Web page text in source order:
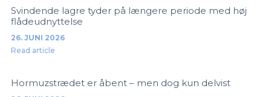
Svindende lagre tyder på længere periode med høj
flådeudnyttelse
26. JUNI 2026
Read article
Hormuzstrædet er åbent – men dog kun delvist